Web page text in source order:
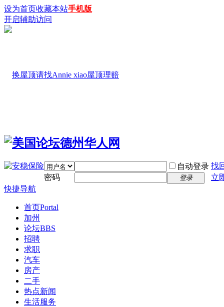
设为首页收藏本站手机版
开启辅助访问
自动登录 找
密码
登录
立
快捷导航
首页Portal
加州
论坛BBS
招聘
求职
汽车
房产
二手
热点新闻
生活服务